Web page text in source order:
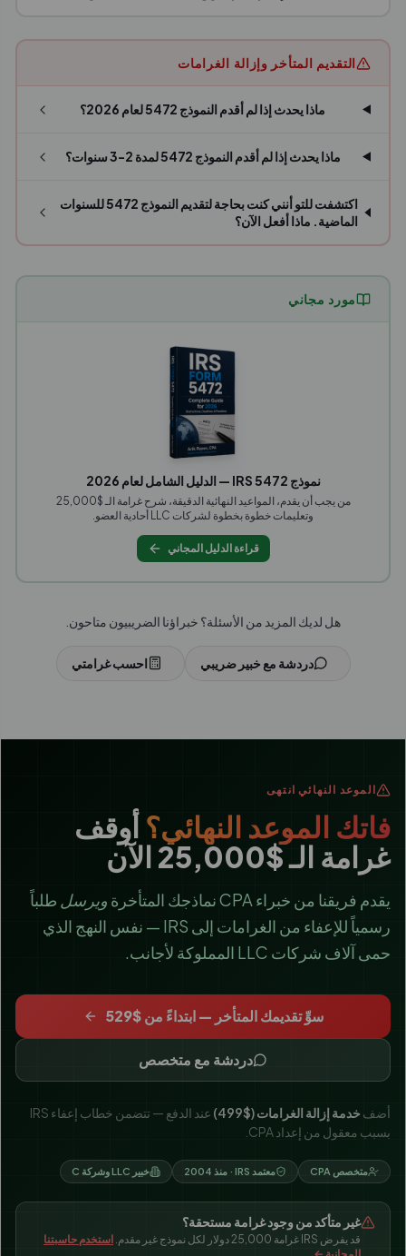
التقديم المتأخر وإزالة الغرامات
ماذا يحدث إذا لم أقدم النموذج 5472 لعام 2026؟
ماذا يحدث إذا لم أقدم النموذج 5472 لمدة 2-3 سنوات؟
اكتشفت للتو أنني كنت بحاجة لتقديم النموذج 5472 للسنوات
الماضية. ماذا أفعل الآن؟
مورد مجاني
نموذج IRS 5472 — الدليل الشامل لعام 2026
من يجب أن يقدم، المواعيد النهائية الدقيقة، شرح غرامة الـ $25,000
وتعليمات خطوة بخطوة لشركات LLC أحادية العضو.
قراءة الدليل المجاني
هل لديك المزيد من الأسئلة؟ خبراؤنا الضريبيون متاحون.
دردشة مع خبير ضريبي احسب غرامتي
الموعد النهائي انتهى
فاتك الموعد النهائي؟ أوقف
غرامة الـ $25,000 الآن
يقدم فريقنا من خبراء CPA نماذجك المتأخرة ويرسل طلباً
رسمياً للإعفاء من الغرامات إلى IRS — نفس النهج الذي
حمى آلاف شركات LLC المملوكة لأجانب.
سوِّ تقديمك المتأخر — ابتداءً من $529
دردشة مع متخصص
أضف خدمة إزالة الغرامات ($499)
عند الدفع — تتضمن خطاب إعفاء IRS
بسبب معقول من إعداد CPA.
متخصص CPA معتمد IRS · منذ 2004 خبير LLC وشركة C
غير متأكد من وجود غرامة مستحقة؟
قد يفرض IRS غرامة 25,000 دولار لكل نموذج غير مقدم.
استخدم حاسبتنا